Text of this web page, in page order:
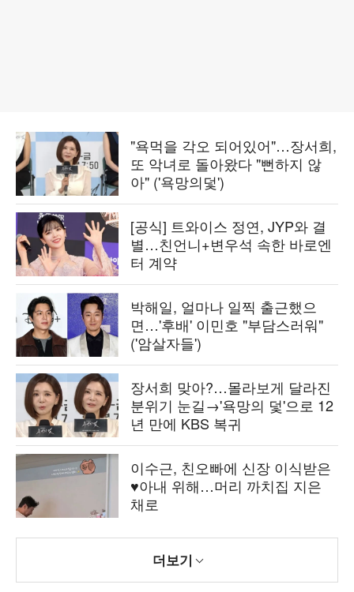
"욕먹을 각오 되어있어"…장서희,
또 악녀로 돌아왔다 "뻔하지 않
아" ('욕망의덫')
[공식] 트와이스 정연, JYP와 결
별…친언니+변우석 속한 바로엔
터 계약
박해일, 얼마나 일찍 출근했으
면…'후배' 이민호 "부담스러워"
('암살자들')
장서희 맞아?…몰라보게 달라진
분위기 눈길→'욕망의 덫'으로 12
년 만에 KBS 복귀
이수근, 친오빠에 신장 이식받은
♥아내 위해…머리 까치집 지은
채로
더보기